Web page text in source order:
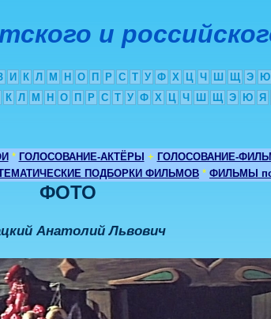
и
И К Л М Н О П Р С Т У Ф Х Ц Ч Ш Щ Э Ю
К Л М Н О П Р С Т У Ф Х Ц Ч Ш Щ Э Ю Я
* ГОЛОСОВАНИЕ-АКТЁРЫ + ГОЛОСОВАНИЕ-
ПОДБОРКИ ФИЛЬМОВ * ФИЛЬМЫ
ФОТО
Анатолий Львович